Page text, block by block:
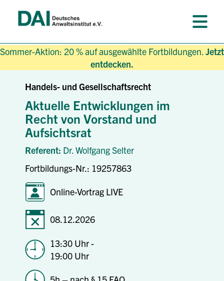
Sommer-Aktion: 20 % auf ausgewählte Fortbildungen.Jetzt
entdecken.
Handels- und Gesellschaftsrecht
Aktuelle Entwicklungen im
Recht von Vorstand und
Aufsichtsrat
Referent: Dr. Wolfgang Selter
Fortbildungs-Nr.: 19257863
Online-Vortrag LIVE
08.12.2026
13:30 Uhr -
19:00 Uhr